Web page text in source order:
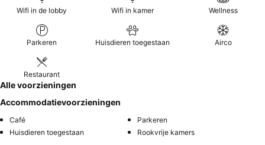
Wifi in de lobby Wifi in kamer Wellness
Parkeren Huisdieren toegestaan Airco
Restaurant
Alle voorzieningen
Accommodatievoorzieningen
Café
Parkeren
Huisdieren toegestaan
Rookvrije kamers